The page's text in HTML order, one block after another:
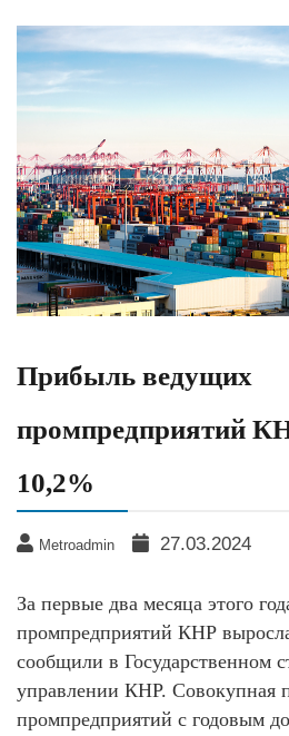
Прибыль ведущих
промпредприятий
10,2%
Metroadmin 27.03.2024
За первые два месяца этого
промпредприятий КНР
сообщили в Государственном
управлении КНР. Совокупная
промпредприятий с годовым